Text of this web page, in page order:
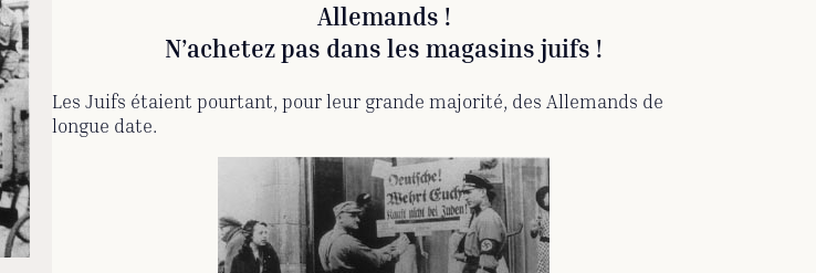
Allemands !
N’achetez pas dans les magasins juifs !
Les Juifs étaient pourtant, pour leur grande majorité, des Allemands de
longue date.